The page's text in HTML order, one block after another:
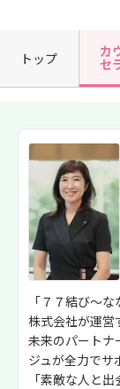
トップ カ
セ
「７７結び～
株式会社が運営
未来のパートナ
ジュが全力でサ
「素敵な人と